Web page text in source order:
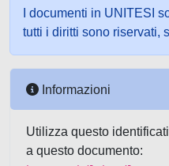
I documenti in UNITESI
tutti i diritti sono riservati,
Informazioni
Utilizza questo
a questo documento: